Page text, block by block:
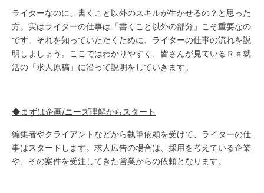
ライターなのに、書くこと以外のスキルが生かせるの？と思った
方。実はライターの仕事は「書くこと以外の部分」こそ重要なの
です。それを知っていただくために、ライターの仕事の流れを説
明しましょう。ここではわかりやすく、皆さんが見ているＲｅ就
活の「求人原稿」に沿って説明をしていきます。
◆まずは企画/ニーズ理解からスタート
編集者やクライアントなどから執筆依頼を受けて、ライターの仕
事はスタートします。求人広告の場合は、採用を考えている企業
や、その案件を受注してきた営業からの依頼となります。